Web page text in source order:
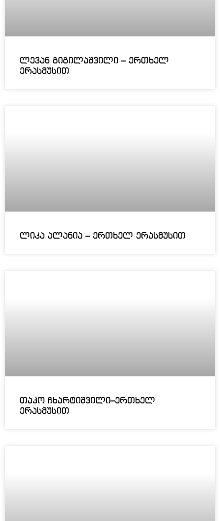
ლევან გიგილაშვილი – ერთხელ
ერასმუსით
ლიკა ალანია – ერთხელ ერასმუსით
თაკო ჩხარტიშვილი–ერთხელ
ერასმუსით